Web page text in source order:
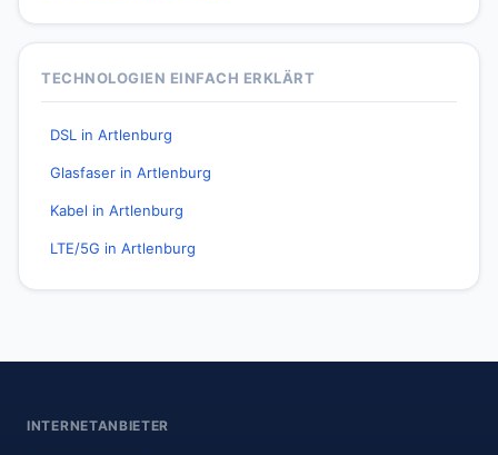
TECHNOLOGIEN EINFACH ERKLÄRT
DSL in Artlenburg
Glasfaser in Artlenburg
Kabel in Artlenburg
LTE/5G in Artlenburg
INTERNETANBIETER